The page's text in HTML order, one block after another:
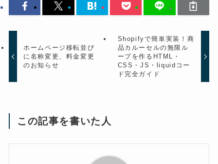
ホームページ移転並び
に名称変更、料金変更
のお知らせ
Shopifyで簡単実装！商
品カルーセルの無限ル
ープを作るHTML・
CSS・JS・liquidコー
ド完全ガイド
この記事を書いた人